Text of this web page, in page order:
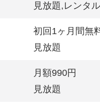
見放題,レンタル
初回1ヶ月間無
見放題
月額990円
見放題